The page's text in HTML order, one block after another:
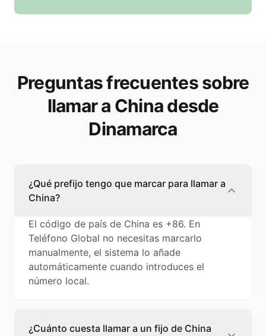
Preguntas frecuentes sobre
llamar a China desde
Dinamarca
¿Qué prefijo tengo que marcar para llamar a
China?
El código de país de China es +86. En
Teléfono Global no necesitas marcarlo
manualmente, el sistema lo añade
automáticamente cuando introduces el
número local.
¿Cuánto cuesta llamar a un fijo de China